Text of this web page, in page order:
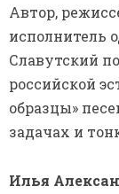
Автор,
исполнитель
Славутский
российской
образцы»
задачах и
Илья